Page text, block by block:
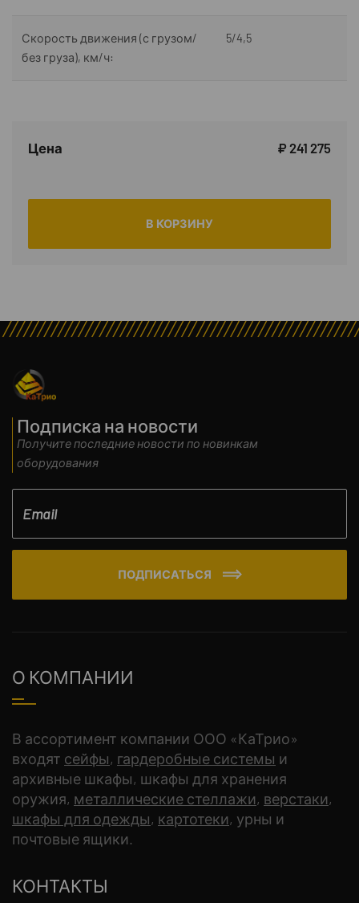
Скорость движения (с грузом/
без груза), км/ч:
5/4,5
Цена ₽ 241 275
В КОРЗИНУ
Подписка на новости
Получите последние новости по новинкам
оборудования
ПОДПИСАТЬСЯ
О КОМПАНИИ
В ассортимент компании ООО «КаТрио»
входят сейфы, гардеробные системы и
архивные шкафы, шкафы для хранения
оружия, металлические стеллажи, верстаки,
шкафы для одежды, картотеки, урны и
почтовые ящики.
КОНТАКТЫ